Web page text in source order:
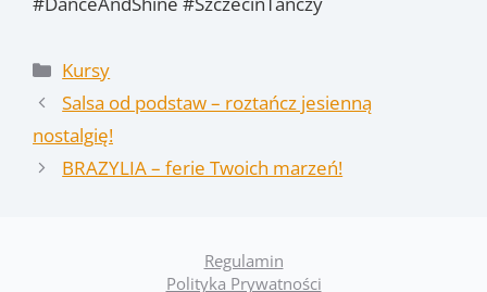
Kategorie
Kursy
Salsa od podstaw – roztańcz jesienną
nostalgię!
BRAZYLIA – ferie Twoich marzeń!
Regulamin
Polityka Prywatności